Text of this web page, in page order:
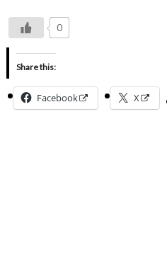
0
Share this:
Facebook X